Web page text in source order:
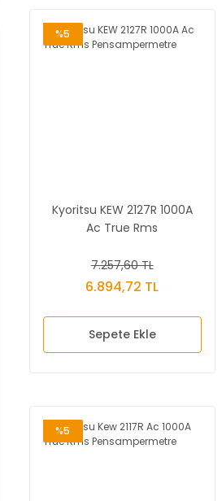
%5
Kyoritsu KEW 2127R 1000A
Ac True Rms
7.257,60 TL
6.894,72 TL
Sepete Ekle
%5